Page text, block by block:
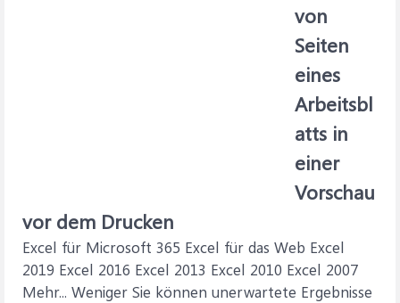
von
Seiten
eines
Arbeitsbl
atts in
einer
Vorschau
vor dem Drucken
Excel für Microsoft 365 Excel für das Web Excel
2019 Excel 2016 Excel 2013 Excel 2010 Excel 2007
Mehr... Weniger Sie können unerwartete Ergebnisse